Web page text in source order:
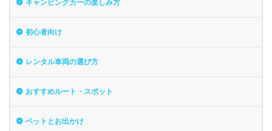
キャンピングカーの楽しみ方
初心者向け
レンタル車両の選び方
おすすめルート・スポット
ペットとお出かけ